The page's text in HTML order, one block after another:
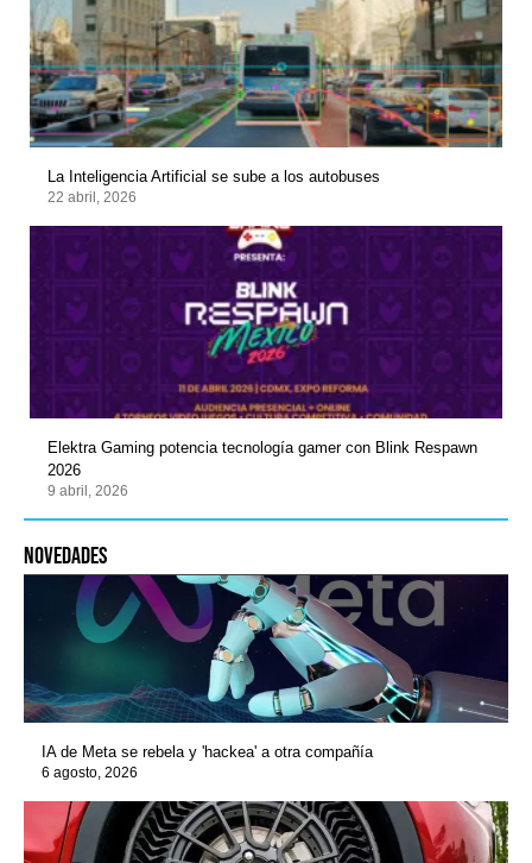
La Inteligencia Artificial se sube a los autobuses
22 abril, 2026
Elektra Gaming potencia tecnología gamer con Blink Respawn
2026
9 abril, 2026
novedades
IA de Meta se rebela y 'hackea' a otra compañía
6 agosto, 2026